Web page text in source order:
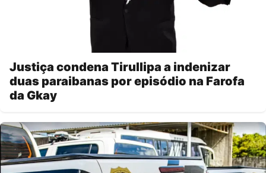
Justiça condena Tirullipa a indenizar
duas paraibanas por episódio na Farofa
da Gkay